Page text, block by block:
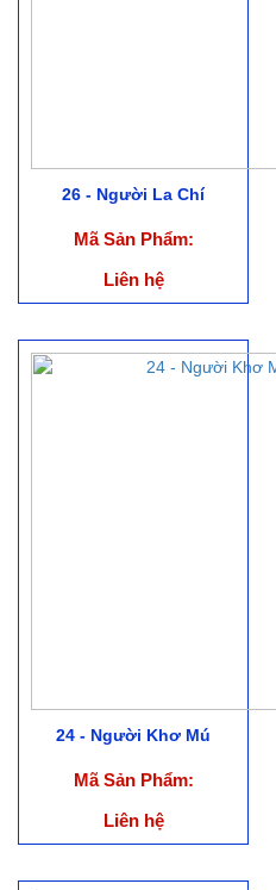
26 - Người La Chí
Mã Sản Phẩm:
Liên hệ
24 - Người Khơ Mú
Mã Sản Phẩm:
Liên hệ